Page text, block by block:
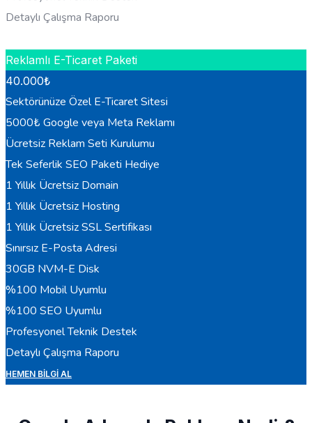
Detaylı Çalışma Raporu
Reklamlı E-Ticaret Paketi
40.000₺
Sektörünüze Özel E-Ticaret Sitesi
5000₺ Google veya Meta Reklamı
Ücretsiz Reklam Seti Kurulumu
Tek Seferlik SEO Paketi Hediye
1 Yıllık Ücretsiz Domain
1 Yıllık Ücretsiz Hosting
1 Yıllık Ücretsiz SSL Sertifikası
Sınırsız E-Posta Adresi
30GB NVM-E Disk
%100 Mobil Uyumlu
%100 SEO Uyumlu
Profesyonel Teknik Destek
Detaylı Çalışma Raporu
HEMEN BILGI AL